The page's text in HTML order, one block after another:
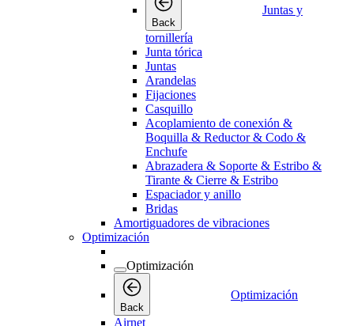
Back
Juntas y
tornillería
Junta tórica
Juntas
Arandelas
Fijaciones
Casquillo
Acoplamiento de conexión &
Boquilla & Reductor & Codo &
Enchufe
Abrazadera & Soporte & Estribo &
Tirante & Cierre & Estribo
Espaciador y anillo
Bridas
Amortiguadores de vibraciones
Optimización
Optimización
Back
Optimización
Airnet